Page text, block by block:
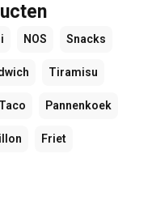
NOS Snacks
Tiramisu
Taco Pannenkoek
Friet